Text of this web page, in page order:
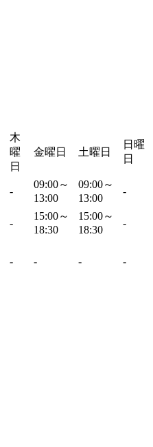
木
曜
日
金曜日 土曜日
日曜
日
-
09:00～
13:00
09:00～
13:00
-
-
15:00～
18:30
15:00～
18:30
-
- - - -